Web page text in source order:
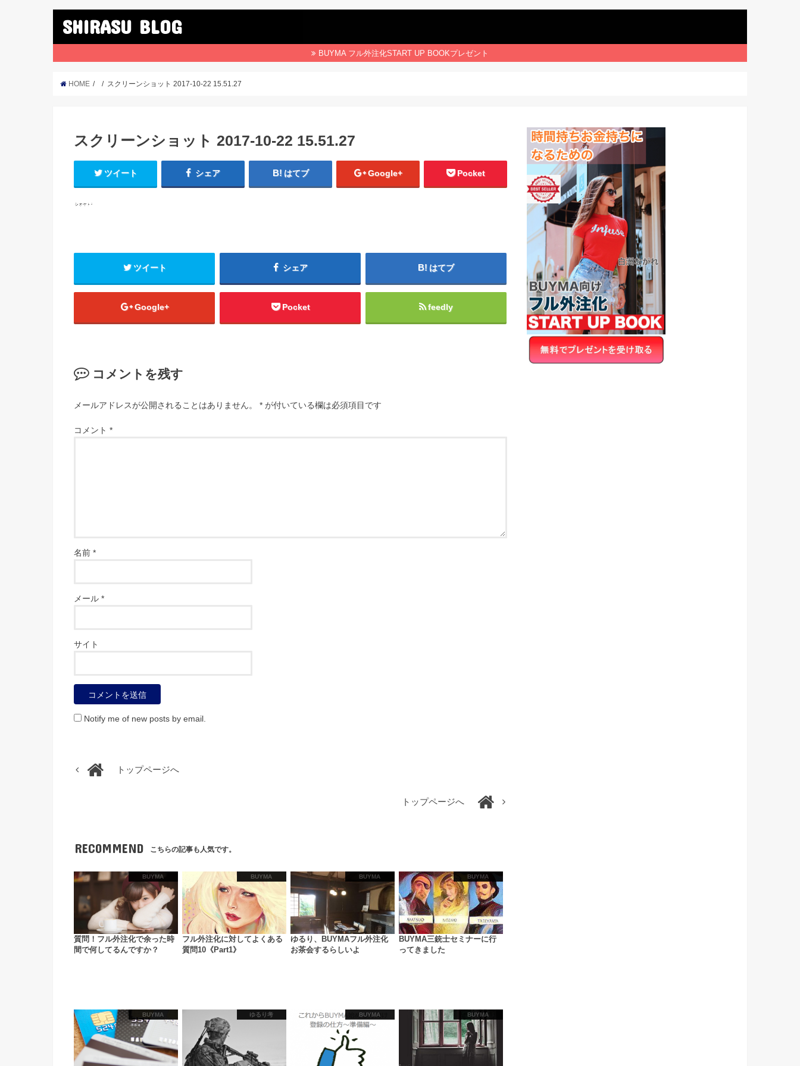
SHIRASU BLOG
BUYMA フル外注化START UP BOOKプレゼント
HOME スクリーンショット 2017-10-22 15.51.27
スクリーンショット 2017-10-22 15.51.27
ツイート シェア はてブ Google+ Pocket
ツイート シェア はてブ
Google+ Pocket feedly
コメントを残す
メールアドレスが公開されることはありません。 * が付いている欄は必須項目です
コメント *
名前 *
メール *
サイト
Notify me of new posts by email.
トップページへ
トップページへ
RECOMMEND こちらの記事も人気です。
BUYMA
質問！フル外注化で余った時
間で何してるんですか？
BUYMA
フル外注化に対してよくある
質問10《Part1》
BUYMA
ゆるり、BUYMAフル外注化
お茶会するらしいよ
BUYMA
BUYMA三銃士セミナーに行
ってきました
BUYMA ゆるり考 BUYMA BUYMA